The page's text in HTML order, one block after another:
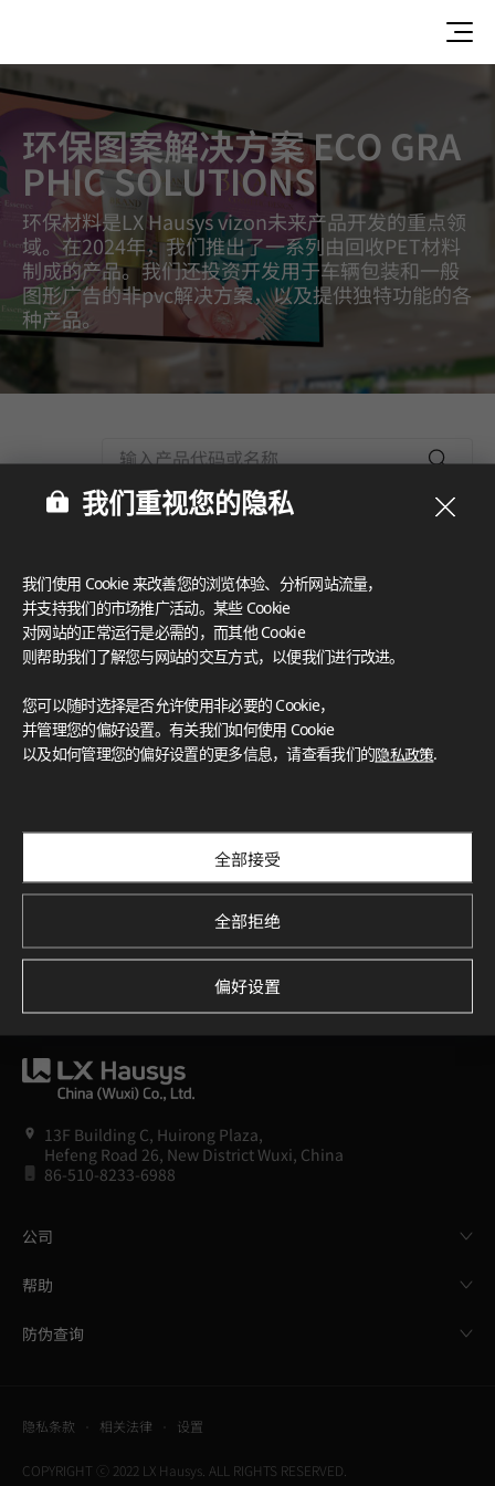
Eco Graphic Solutions, Eco solutions, VIZUON Colors
环保图案解决方案 ECO GRA
PHIC SOLUTIONS
环保材料是LX Hausys vizon未来产品开发的重点领
域。在2024年，我们推出了一系列由回收PET材料
制成的产品。我们还投资开发用于车辆包装和一般
图形广告的非pvc解决方案，以及提供独特功能的各
种产品。
Searc
h
1结果
LW004RM
我们重视您的隐私
我们使用 Cookie 来改善您的浏览体验、分析网站流量，
并支持我们的市场推广活动。某些 Cookie
对网站的正常运行是必需的，而其他 Cookie
则帮助我们了解您与网站的交互方式，以便我们进行改进。
您可以随时选择是否允许使用非必要的 Cookie，
并管理您的偏好设置。有关我们如何使用 Cookie
以及如何管理您的偏好设置的更多信息，请查看我们的隐私政策.
全部接受
全部拒绝
偏好设置
13F Building C, Huirong Plaza,
Hefeng Road 26, New District Wuxi, China
86-510-8233-6988
公司
帮助
防伪查询
隐私条款 相关法律 设置
COPYRIGHT ⓒ 2022 LX Hausys. ALL RIGHTS RESERVED.